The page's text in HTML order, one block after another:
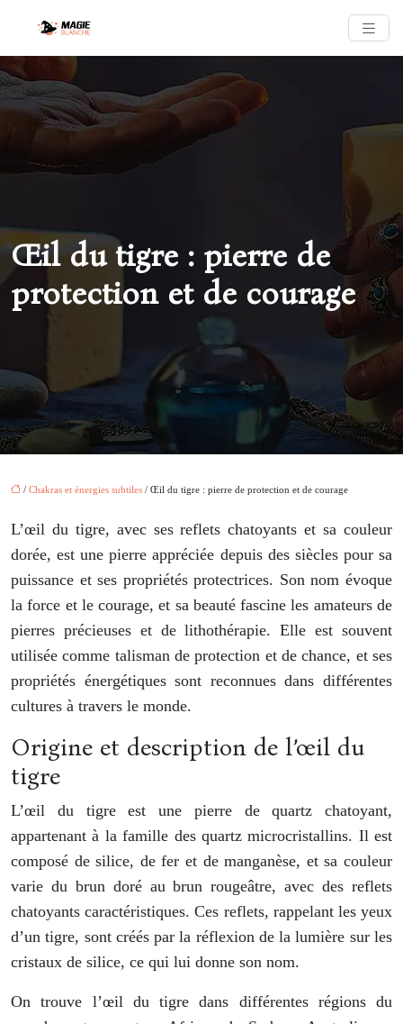
Œil du tigre : pierre de
protection et de courage
/ Chakras et énergies subtiles / Œil du tigre : pierre de protection et de courage
L’œil du tigre, avec ses reflets chatoyants et sa couleur
dorée, est une pierre appréciée depuis des siècles pour sa
puissance et ses propriétés protectrices. Son nom évoque
la force et le courage, et sa beauté fascine les amateurs de
pierres précieuses et de lithothérapie. Elle est souvent
utilisée comme talisman de protection et de chance, et ses
propriétés énergétiques sont reconnues dans différentes
cultures à travers le monde.
Origine et description de l’œil du
tigre
L’œil du tigre est une pierre de quartz chatoyant,
appartenant à la famille des quartz microcristallins. Il est
composé de silice, de fer et de manganèse, et sa couleur
varie du brun doré au brun rougeâtre, avec des reflets
chatoyants caractéristiques. Ces reflets, rappelant les yeux
d’un tigre, sont créés par la réflexion de la lumière sur les
cristaux de silice, ce qui lui donne son nom.
On trouve l’œil du tigre dans différentes régions du